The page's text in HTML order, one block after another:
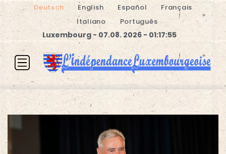
Deutsch English Español
Français
Italiano
Português
Luxembourg - 07.08. 2026 - 01:17:55